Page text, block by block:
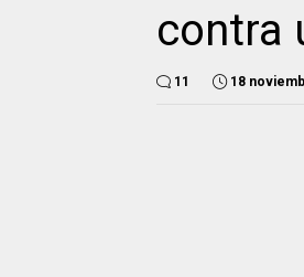
contra
11 18